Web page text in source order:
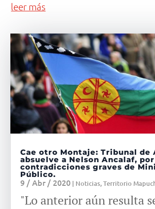
leer más
Cae otro Montaje: Tribunal de
absuelve a Nelson Ancalaf, por
contradicciones graves de
Público.
9 / Abr / 2020 | Noticias,Territorio
"Lo anterior aún resulta